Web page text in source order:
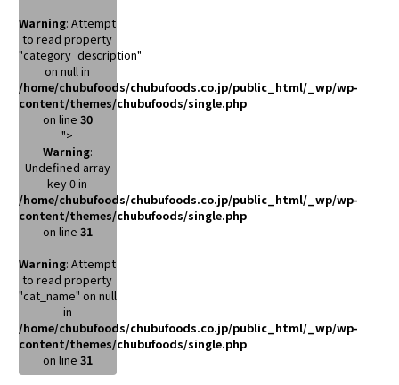
Warning: Attempt
to read property
"category_description"
on null in
/home/chubufoods/chubufoods.co.jp/public_html/_wp/wp-
content/themes/chubufoods/single.php
on line 30
">
Warning:
Undefined array
key 0 in
/home/chubufoods/chubufoods.co.jp/public_html/_wp/wp-
content/themes/chubufoods/single.php
on line 31
Warning: Attempt
to read property
"cat_name" on null
in
/home/chubufoods/chubufoods.co.jp/public_html/_wp/wp-
content/themes/chubufoods/single.php
on line 31